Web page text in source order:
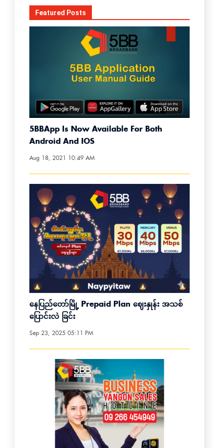
Featured Posts
5BBApp Is Now Available For Both
Android And IOS
Aug 18, 2021 10:49 AM
နေပြည်တော်မြို့ Prepaid Plan ဈေးနှုန်း အသစ်
ပြောင်းလဲ ခြင်း
Sep 23, 2025 05:11 PM